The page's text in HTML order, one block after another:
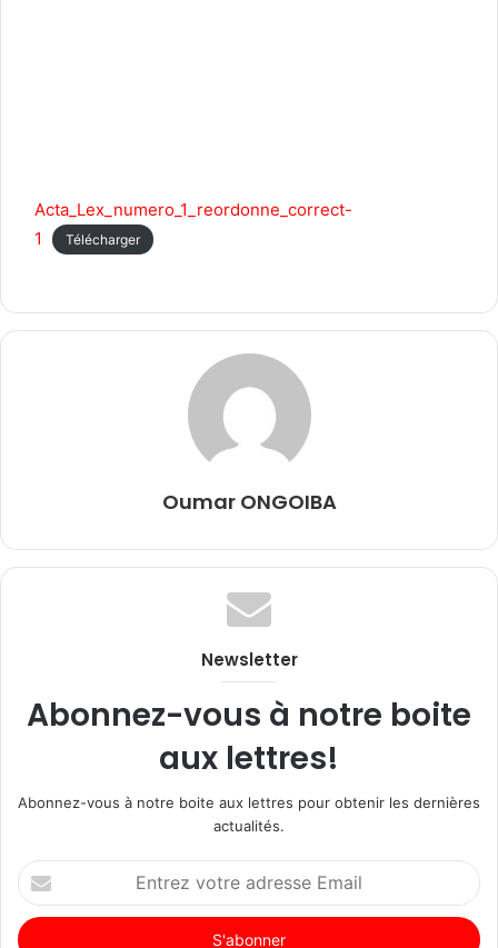
Acta_Lex_numero_1_reordonne_correct-
1
Télécharger
Oumar ONGOIBA
Newsletter
Abonnez-vous à notre boite
aux lettres!
Abonnez-vous à notre boite aux lettres pour obtenir les dernières
actualités.
Entrez
votre
adresse
Email